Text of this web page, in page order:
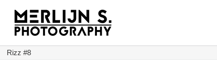
inhoud
Rizz #8